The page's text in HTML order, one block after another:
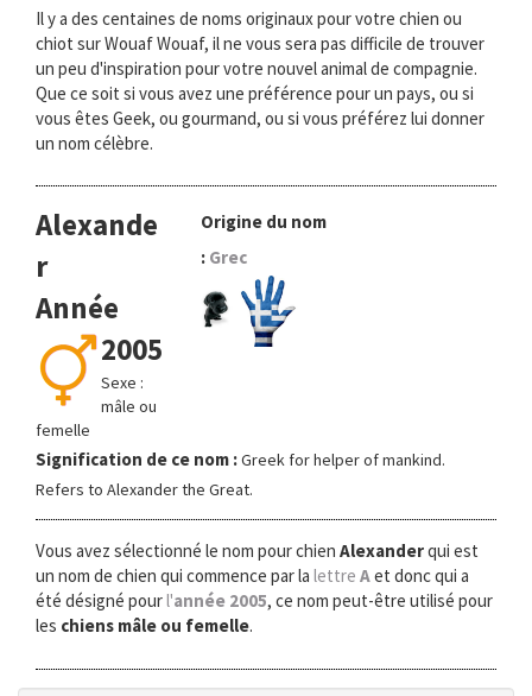
Il y a des centaines de noms originaux pour votre chien ou
chiot sur Wouaf Wouaf, il ne vous sera pas difficile de trouver
un peu d'inspiration pour votre nouvel animal de compagnie.
Que ce soit si vous avez une préférence pour un pays, ou si
vous êtes Geek, ou gourmand, ou si vous préférez lui donner
un nom célèbre.
Alexande
r
Année
2005
Sexe :
mâle ou
femelle
Origine du nom
: Grec
Signification de ce nom :Greek for helper of mankind.
Refers to Alexander the Great.
Vous avez sélectionné le nom pour chien Alexanderqui est
un nom de chien qui commence par la lettre Aet donc qui a
été désigné pourl'année 2005, ce nom peut-être utilisé pour
les chiens mâle ou femelle.